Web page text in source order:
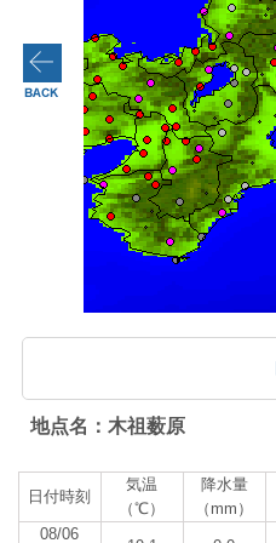
地点名：木祖薮原
日付時刻
気温
（℃）
降水量
（mm）
08/06